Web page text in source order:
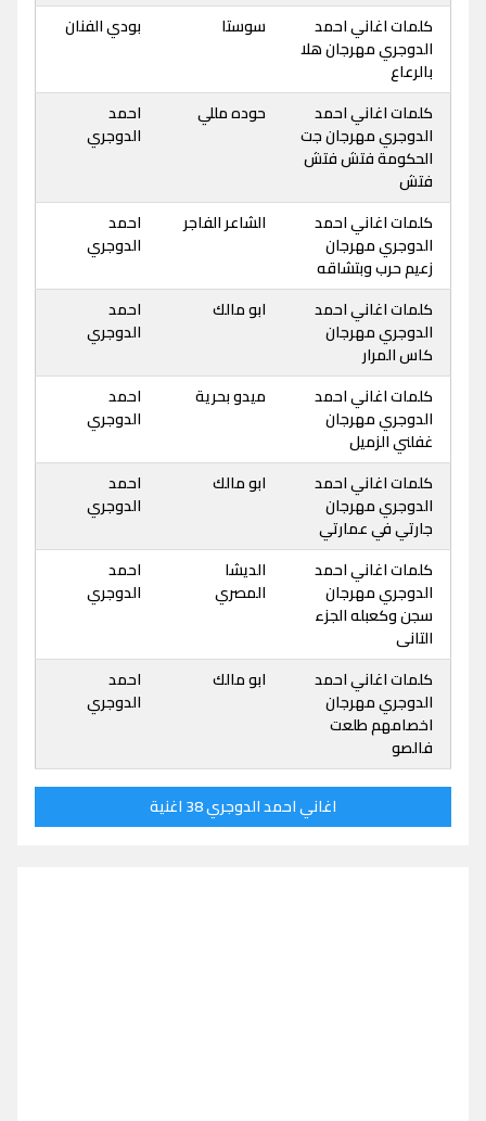
كلمات اغاني احمد
الدوجري مهرجان هلا
بالرعاع
سوستا بودي الفنان
كلمات اغاني احمد
الدوجري مهرجان جت
الحكومة فتش فتش
فتش
حوده مللي
احمد
الدوجري
كلمات اغاني احمد
الدوجري مهرجان
زعيم حرب وبتشاقه
الشاعر الفاجر
احمد
الدوجري
كلمات اغاني احمد
الدوجري مهرجان
كاس المرار
ابو مالك
احمد
الدوجري
كلمات اغاني احمد
الدوجري مهرجان
غفلني الزميل
ميدو بحرية
احمد
الدوجري
كلمات اغاني احمد
الدوجري مهرجان
جارتي في عمارتي
ابو مالك
احمد
الدوجري
كلمات اغاني احمد
الدوجري مهرجان
سجن وكعبله الجزء
التانى
الديشا
المصري
احمد
الدوجري
كلمات اغاني احمد
الدوجري مهرجان
اخصامهم طلعت
فالصو
ابو مالك
احمد
الدوجري
اغاني احمد الدوجري 38 اغنية